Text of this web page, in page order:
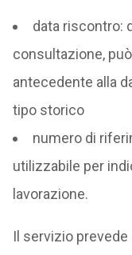
data riscontro:
consultazione,
antecedente alla
tipo storico
numero di
utilizzabile per
lavorazione.
Il servizio prevede